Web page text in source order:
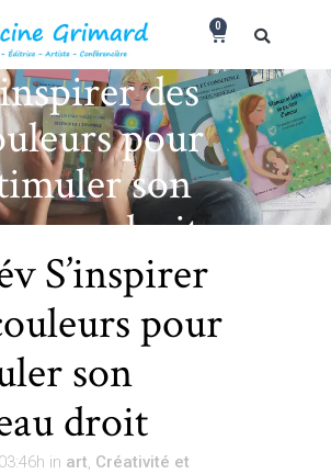
0
des
pour
son
droit
S’inspirer
pour
son
droit
in art, Créativité et